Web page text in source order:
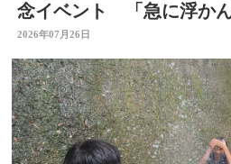
念イベント 「急に浮か
大分
2026年07月26日